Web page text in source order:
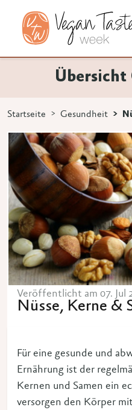
Übersicht
Startseite Gesundheit
Veröffentlicht am 07. Jul
Nüsse, Kerne &
Für eine gesunde und
Ernährung ist der
Kernen und Samen ein
versorgen den Körper